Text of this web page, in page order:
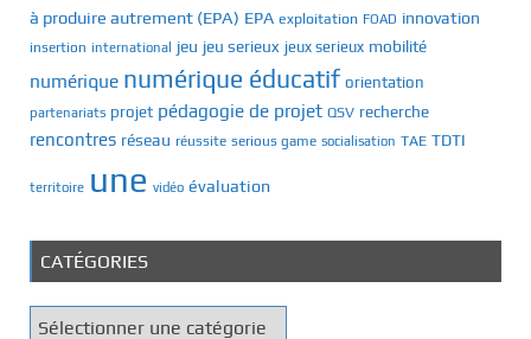
à produire autrement (EPA) EPA exploitation FOAD innovation
insertion international jeu jeu serieux jeux serieux mobilité
numérique numérique éducatif orientation
partenariats projet pédagogie de projet QSV recherche
rencontres réseau réussite serious game socialisation TAE TDTI
territoire une vidéo évaluation
CATÉGORIES